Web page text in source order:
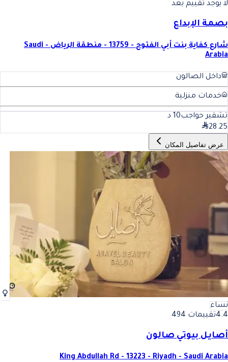
لا يوجد تقييم بعد
بصمة الإبداع
شارع كفاية بنت أبي الفتوح - 13759 - منطقة الرياض - Saudi
Arabia
داخل الصالون
خدمات منزلية
تشقير حواجب10 د
28.25
عرض تفاصيل المكان
نساء
4.4تقييمات 494
أصايل بيوتي صالون
King Abdullah Rd - 13223 - Riyadh - Saudi Arabia